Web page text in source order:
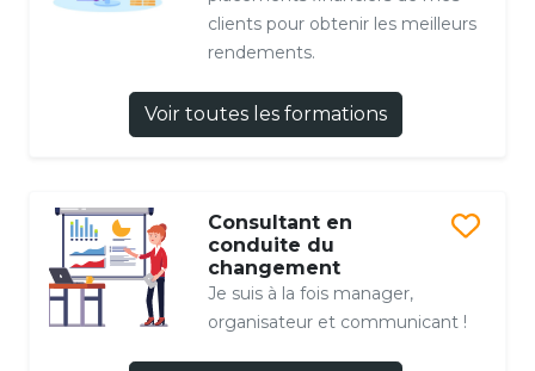
clients pour obtenir les meilleurs
rendements.
Voir toutes les formations
Consultant en
conduite du
changement
Je suis à la fois manager,
organisateur et communicant !